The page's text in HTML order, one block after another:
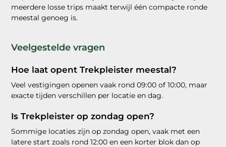
meerdere losse trips maakt terwijl één compacte ronde
meestal genoeg is.
Veelgestelde vragen
Hoe laat opent Trekpleister meestal?
Veel vestigingen openen vaak rond 09:00 of 10:00, maar
exacte tijden verschillen per locatie en dag.
Is Trekpleister op zondag open?
Sommige locaties zijn op zondag open, vaak met een
latere start zoals rond 12:00 en een korter blok dan op